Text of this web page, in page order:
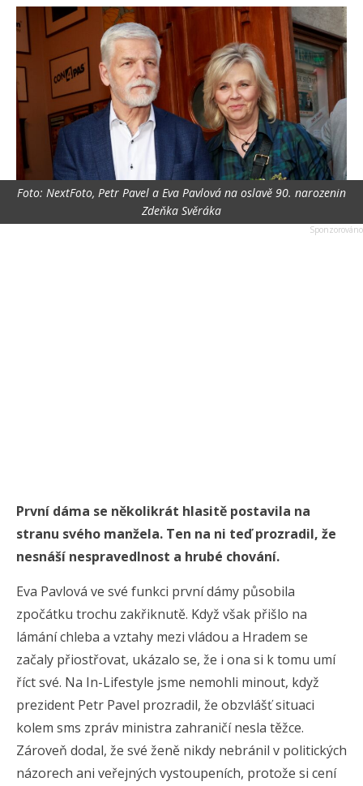
Foto: NextFoto, Petr Pavel a Eva Pavlová na oslavě 90. narozenin
Zdeňka Svěráka
První dáma se několikrát hlasitě postavila na
stranu svého manžela. Ten na ni teď prozradil, že
nesnáší nespravedlnost a hrubé chování.
Eva Pavlová ve své funkci první dámy působila
zpočátku trochu zakřiknutě. Když však přišlo na
lámání chleba a vztahy mezi vládou a Hradem se
začaly přiostřovat, ukázalo se, že i ona si k tomu umí
říct své. Na In-Lifestyle jsme nemohli minout, když
prezident Petr Pavel prozradil, že obzvlášť situaci
kolem sms zpráv ministra zahraničí nesla těžce.
Zároveň dodal, že své ženě nikdy nebránil v politických
názorech ani veřejných vystoupeních, protože si cení